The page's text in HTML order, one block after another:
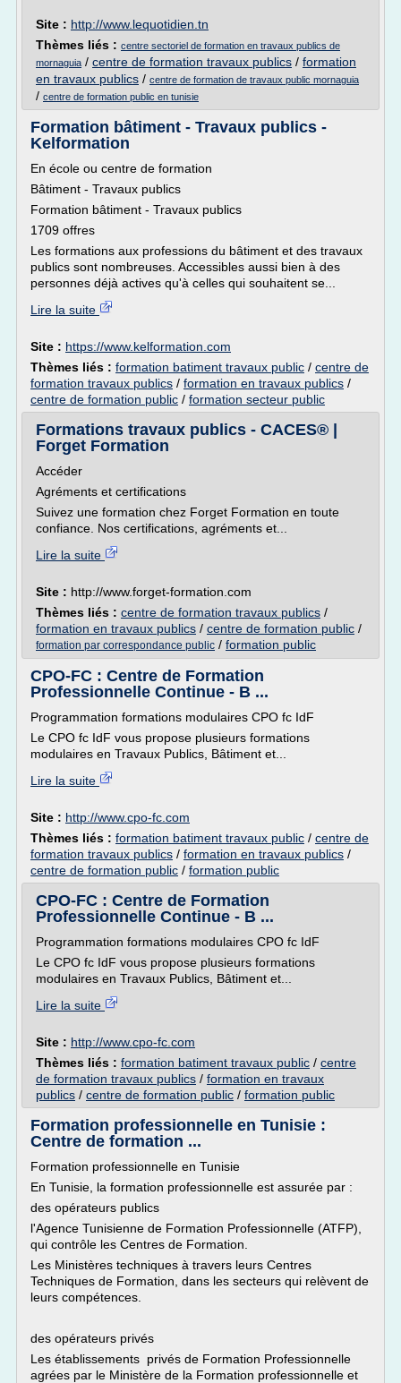
Site : http://www.lequotidien.tn
Thèmes liés : centre sectoriel de formation en travaux publics de
mornaguia / centre de formation travaux publics / formation
en travaux publics / centre de formation de travaux public mornaguia
/ centre de formation public en tunisie
Formation bâtiment - Travaux publics -
Kelformation
En école ou centre de formation
Bâtiment - Travaux publics
Formation bâtiment - Travaux publics
1709 offres
Les formations aux professions du bâtiment et des travaux
publics sont nombreuses. Accessibles aussi bien à des
personnes déjà actives qu'à celles qui souhaitent se...
Lire la suite
Site : https://www.kelformation.com
Thèmes liés : formation batiment travaux public / centre de
formation travaux publics / formation en travaux publics /
centre de formation public / formation secteur public
Formations travaux publics - CACES® |
Forget Formation
Accéder
Agréments et certifications
Suivez une formation chez Forget Formation en toute
confiance. Nos certifications, agréments et...
Lire la suite
Site : http://www.forget-formation.com
Thèmes liés : centre de formation travaux publics /
formation en travaux publics / centre de formation public /
formation par correspondance public / formation public
CPO-FC : Centre de Formation
Professionnelle Continue - B ...
Programmation formations modulaires CPO fc IdF
Le CPO fc IdF vous propose plusieurs formations
modulaires en Travaux Publics, Bâtiment et...
Lire la suite
Site : http://www.cpo-fc.com
Thèmes liés : formation batiment travaux public / centre de
formation travaux publics / formation en travaux publics /
centre de formation public / formation public
CPO-FC : Centre de Formation
Professionnelle Continue - B ...
Programmation formations modulaires CPO fc IdF
Le CPO fc IdF vous propose plusieurs formations
modulaires en Travaux Publics, Bâtiment et...
Lire la suite
Site : http://www.cpo-fc.com
Thèmes liés : formation batiment travaux public / centre
de formation travaux publics / formation en travaux
publics / centre de formation public / formation public
Formation professionnelle en Tunisie :
Centre de formation ...
Formation professionnelle en Tunisie
En Tunisie, la formation professionnelle est assurée par :
des opérateurs publics
l'Agence Tunisienne de Formation Professionnelle (ATFP),
qui contrôle les Centres de Formation.
Les Ministères techniques à travers leurs Centres
Techniques de Formation, dans les secteurs qui relèvent de
leurs compétences.
des opérateurs privés
Les établissements privés de Formation Professionnelle
agrées par le Ministère de la Formation professionnelle et